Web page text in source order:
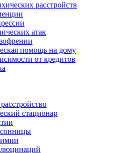
расстройств
атак
помощь на дому
от кредитов
стационар